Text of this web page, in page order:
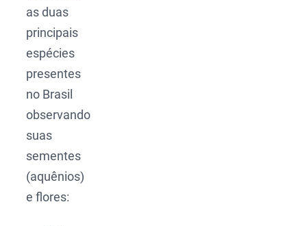
as duas
principais
espécies
presentes
no Brasil
observando
suas
sementes
(aquênios)
e flores: